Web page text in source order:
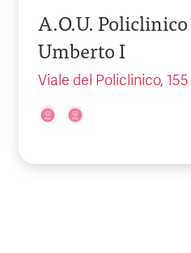
A.O.U. Policlinico
Umberto I
Viale del Policlinico, 155